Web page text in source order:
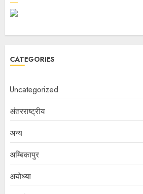
CATEGORIES
Uncategorized
अंतरराष्ट्रीय
अन्य
अम्बिकापुर
अयोध्या